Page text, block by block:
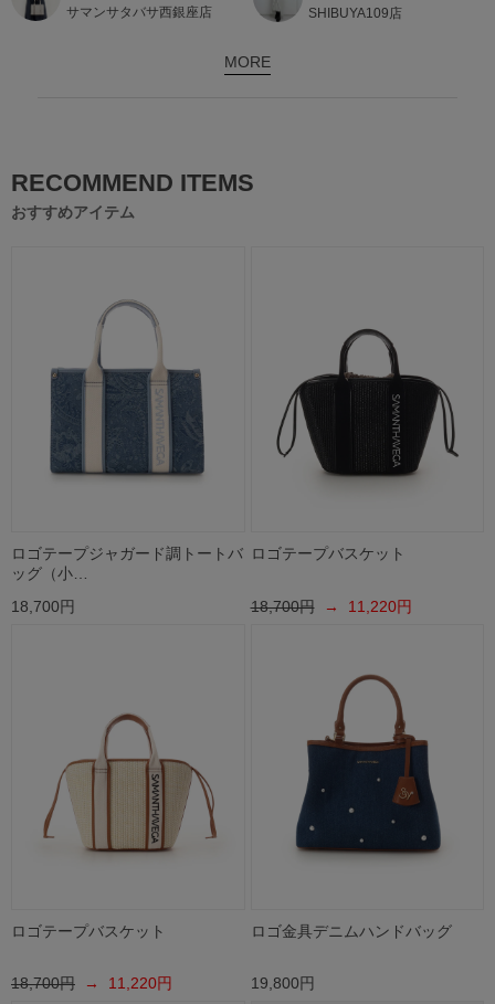
サマンサタバサ西銀座店
SHIBUYA109店
MORE
RECOMMEND ITEMS
おすすめアイテム
ロゴテープジャガード調トートバ
ッグ（小…
18,700円
ロゴテープバスケット
18,700円→ 11,220円
ロゴテープバスケット
18,700円 → 11,220円
ロゴ金具デニムハンドバッグ
19,800円